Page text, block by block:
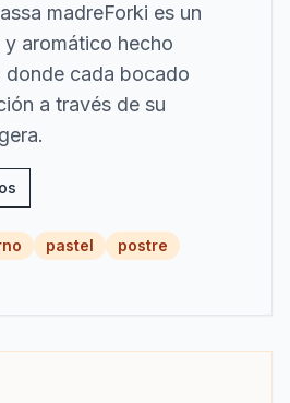
madreForki es un
aromático hecho
donde cada bocado
a través de su
pastel
postre